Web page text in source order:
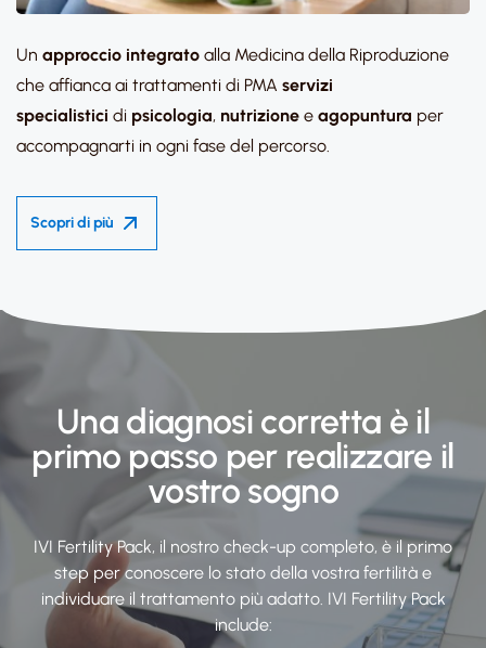
Un approccio integrato alla Medicina della Riproduzione
che affianca ai trattamenti di PMA servizi
specialistici di psicologia, nutrizione e agopuntura per
accompagnarti in ogni fase del percorso.
Scopri di più
Una diagnosi corretta è il
primo passo per realizzare il
vostro sogno​
IVI Fertility Pack, il nostro check-up completo, è il primo
step per conoscere lo stato della vostra fertilità e
individuare il trattamento più adatto. IVI Fertility Pack
include:​